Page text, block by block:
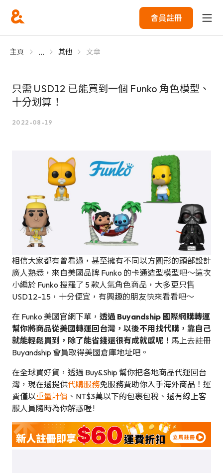
會員註冊
主頁 ... 其他 文章
只需 USD12 已能買到一個 Funko 角色模型、
十分划算！
2022-08-19
相信大家都有曾看過，甚至擁有不同以方圓形的頭部設計
廣人熟悉，來自美國品牌 Funko 的卡通造型模型吧～這次
小編於 Funko 搜羅了 5 款人氣角色商品，大多更只售
USD12-15，十分便宜，有興趣的朋友快來看看吧～
在 Funko 美國官網下單， 透過 Buyandship 國際網購轉運
幫你將商品從美國轉運回台灣，以後不用找代購，靠自己
就能輕鬆買到，除了能省錢還很有成就感呢！ 馬上去註冊
Buyandship 會員取得美國倉庫地址吧。
在全球買好貨，透過 Buy&Ship 幫你把各地商品代運回台
灣，現在還提供代購服務免服務費助你入手海外商品！運
費僅以重量計價 、NT$3萬以下的包裹包稅、還有線上客
服人員隨時為你解惑喔 !